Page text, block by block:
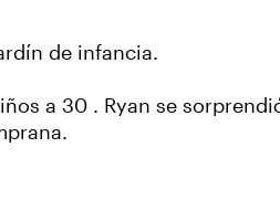
de infancia.
a 30 . Ryan se